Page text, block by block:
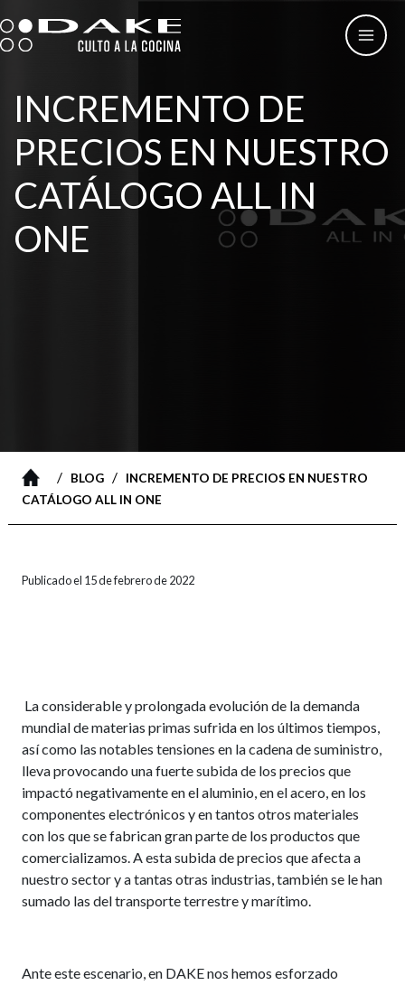
al
contenido
INCREMENTO DE
PRECIOS EN NUESTRO
CATÁLOGO ALL IN
ONE
/ BLOG/
INCREMENTO DE PRECIOS EN NUESTRO
CATÁLOGO ALL IN ONE
Publicado el 15 de febrero de 2022
La considerable y prolongada evolución de la demanda
mundial de materias primas sufrida en los últimos tiempos,
así como las notables tensiones en la cadena de suministro,
lleva provocando una fuerte subida de los precios que
impactó negativamente en el aluminio, en el acero, en los
componentes electrónicos y en tantos otros materiales
con los que se fabrican gran parte de los productos que
comercializamos. A esta subida de precios que afecta a
nuestro sector y a tantas otras industrias, también se le han
sumado las del transporte terrestre y marítimo.
Ante este escenario, en DAKE nos hemos esforzado